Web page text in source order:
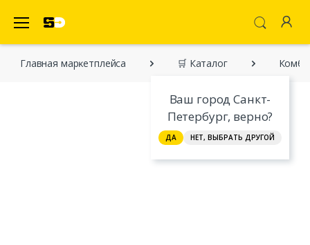
Ваш город Санкт-
Петербург, верно?
ДА НЕТ, ВЫБРАТЬ ДРУГОЙ
Главная марĸетплейса 🛒 Каталог